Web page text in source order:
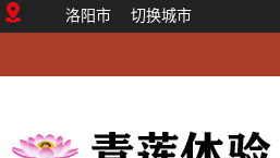
洛阳市 切换城市